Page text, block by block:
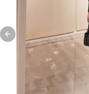
Previous slide